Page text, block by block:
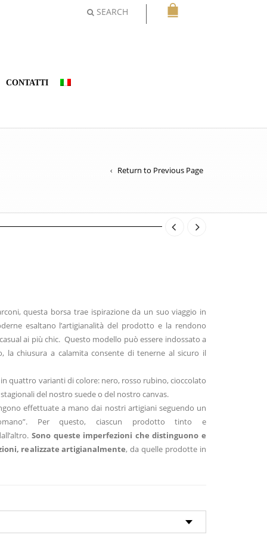
SEARCH
CONTATTI
Return to Previous Page
questa borsa trae ispirazione da un suo viaggio in
esaltano l’artigianalità del prodotto e la rendono
ai più chic. Questo modello può essere indossato a
la chiusura a calamita consente di tenerne al sicuro il
quattro varianti di colore: nero, rosso rubino, cioccolato
del nostro suede o del nostro canvas.
effettuate a mano dai nostri artigiani seguendo un
Per questo, ciascun prodotto tinto e
Sono queste imperfezioni che distinguono e
realizzate artigianalmente, da quelle prodotte in